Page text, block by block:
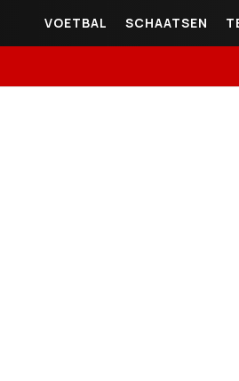
VOETBAL SCHAATSEN